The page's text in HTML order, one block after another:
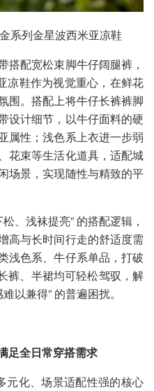
系列金星波西米亚凉鞋
搭配宽松束脚牛仔阔腿裤，
凉鞋作为视觉重心，在鲜花
围。搭配上将牛仔长裤裤脚
设计细节，以牛仔面料的硬
属性；浅色系上衣进一步弱
花束等生活化道具，适配城
场景，实现随性与精致的平
、浅袜提亮” 的搭配逻辑，
高与长时间行走的舒适度需
浅色系、牛仔系单品，打破
裤、半裙均可轻松驾驭，解
以兼得” 的普遍困扰。
足全日常穿搭需求
元化、场景适配性强的核心